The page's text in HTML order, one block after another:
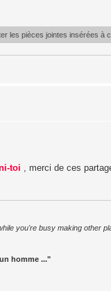
les pièces jointes insérées à
toi , merci de ces
you're busy making other
homme ..."